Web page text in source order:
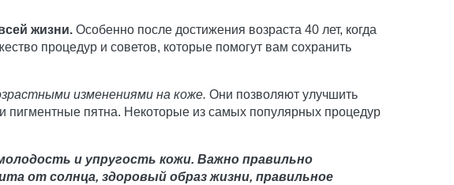
жизни. Особенно после достижения возраста 40 лет, когда
процедур и советов, которые помогут вам сохранить
изменениями на коже. Они позволяют улучшить
пигментные пятна. Некоторые из самых популярных процедур
и упругость кожи. Важно правильно
от солнца, здоровый образ жизни, правильное